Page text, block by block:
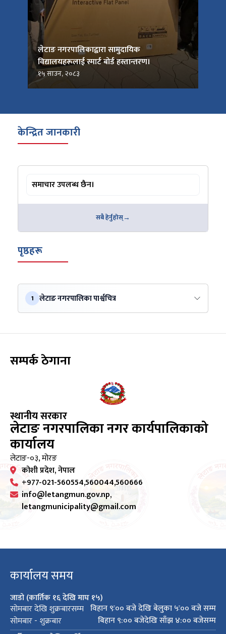
लेटाङ नगरपालिकाद्वारा सामुदायिक
विद्यालयहरूलाई स्मार्ट बोर्ड हस्तान्तरण।
१५ साउन, २०८३
केन्द्रित जानकारी
समाचार उपलब्ध छैन।
सबै हेर्नुहोस्
पृष्ठहरू
1 लेटाङ नगरपालिका पार्श्वचित्र
सम्पर्क ठेगाना
स्थानीय सरकार
लेटाङ नगरपालिका नगर कार्यपालिकाको
कार्यालय
लेटाङ-०३, मोरङ
कोशी प्रदेश, नेपाल
+977-021-560554,560044,560666
info@letangmun.gov.np,
letangmunicipality@gmail.com
कार्यालय समय
जाडो (कार्तिक १६ देखि माघ १५)
सोमबार देखि शुक्रबारसम्म विहान ९ः०० बजे देखि बेलुका ५ः०० बजे सम्म
सोमबार - शुक्रबार
बिहान ९:०० बजेदेखि साँझ ४:०० बजेसम्म